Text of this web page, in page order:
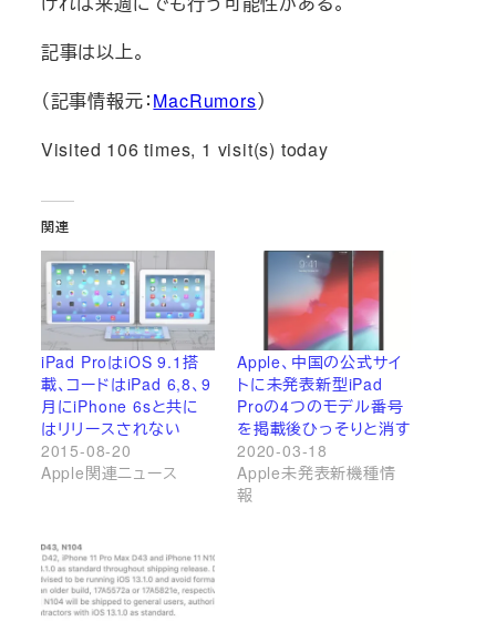
記事は以上。
（記事情報元：MacRumors）
Visited 106 times, 1 visit(s) today
関連
iPad ProはiOS 9.1搭
載、コードはiPad 6,8、9
月にiPhone 6sと共に
はリリースされない
2015-08-20
Apple関連ニュース
Apple、中国の公式サイ
トに未発表新型iPad
Proの4つのモデル番号
を掲載後ひっそりと消す
2020-03-18
Apple未発表新機種情
報